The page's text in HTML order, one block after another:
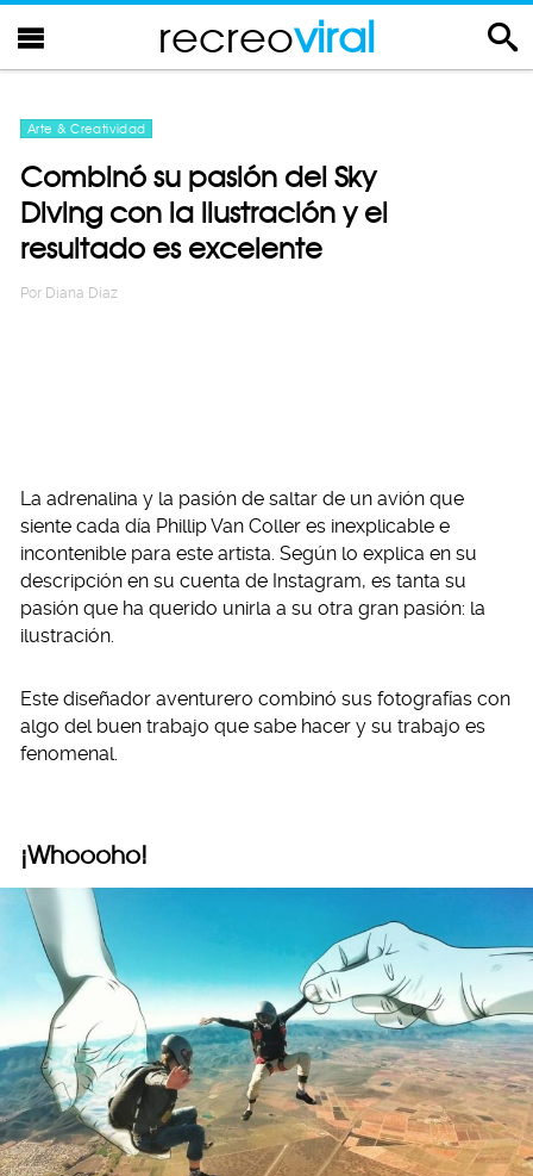
recreoviral
Arte & Creatividad
Combinó su pasión del Sky
Diving con la ilustración y el
resultado es excelente
Por Diana Diaz
La adrenalina y la pasión de saltar de un avión que
siente cada día Phillip Van Coller es inexplicable e
incontenible para este artista. Según lo explica en su
descripción en su cuenta de Instagram, es tanta su
pasión que ha querido unirla a su otra gran pasión: la
ilustración.
Este diseñador aventurero combinó sus fotografías con
algo del buen trabajo que sabe hacer y su trabajo es
fenomenal.
¡Whoooho!